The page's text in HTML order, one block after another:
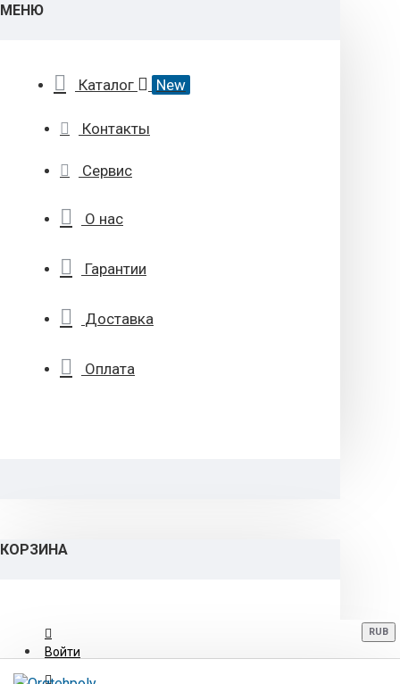
МЕНЮ
Каталог New
Контакты
Сервис
О нас
Гарантии
Доставка
Оплата
КОРЗИНА
Войти
RUB